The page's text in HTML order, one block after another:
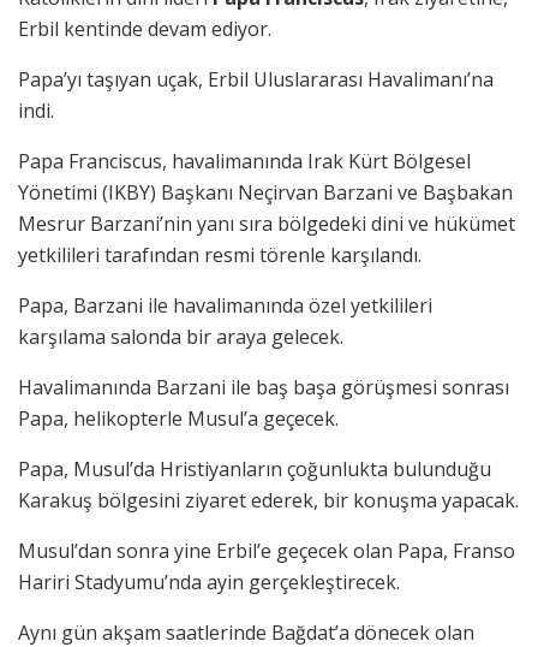
Erbil kentinde devam ediyor.
Papa’yı taşıyan uçak, Erbil Uluslararası Havalimanı’na
indi.
Papa Franciscus, havalimanında Irak Kürt Bölgesel
Yönetimi (IKBY) Başkanı Neçirvan Barzani ve Başbakan
Mesrur Barzani’nin yanı sıra bölgedeki dini ve hükümet
yetkilileri tarafından resmi törenle karşılandı.
Papa, Barzani ile havalimanında özel yetkilileri
karşılama salonda bir araya gelecek.
Havalimanında Barzani ile baş başa görüşmesi sonrası
Papa, helikopterle Musul’a geçecek.
Papa, Musul’da Hristiyanların çoğunlukta bulunduğu
Karakuş bölgesini ziyaret ederek, bir konuşma yapacak.
Musul’dan sonra yine Erbil’e geçecek olan Papa, Franso
Hariri Stadyumu’nda ayin gerçekleştirecek.
Aynı gün akşam saatlerinde Bağdat’a dönecek olan